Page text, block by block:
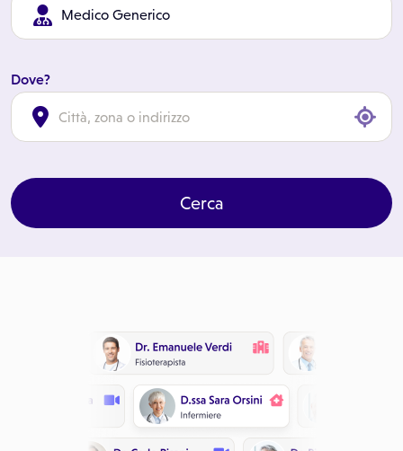
Dove?
Cerca